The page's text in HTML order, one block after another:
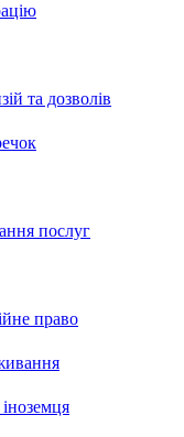
та дозволів
послуг
право